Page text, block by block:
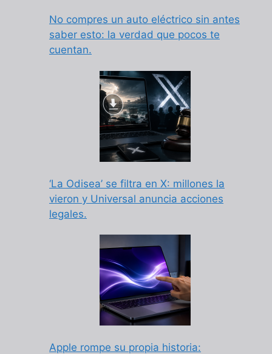
No compres un auto eléctrico sin antes
saber esto: la verdad que pocos te
cuentan.
‘La Odisea’ se filtra en X: millones la
vieron y Universal anuncia acciones
legales.
Apple rompe su propia historia: